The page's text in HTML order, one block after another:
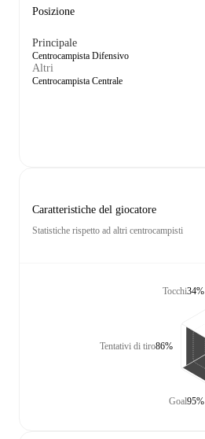
Posizione
Principale
Centrocampista Difensivo
Altri
Centrocampista Centrale
Caratteristiche del giocatore
Statistiche rispetto ad altri centrocampisti
Tocchi34%
Tentativi di tiro86%
Goal95%